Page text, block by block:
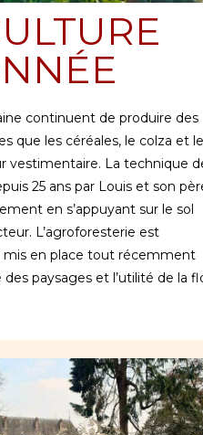
continuent de produire des
que les céréales, le colza et
vestimentaire. La technique
25 ans par Louis et son
en s’appuyant sur le sol
L’agroforesterie est
en place tout récemment
paysages et l’utilité de la